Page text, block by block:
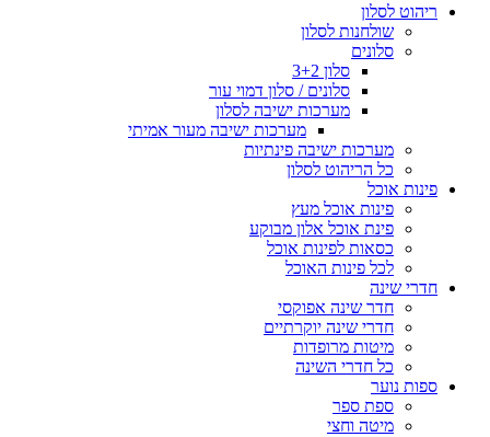
ריהוט לסלון
שולחנות לסלון
סלונים
סלון 3+2
סלונים / סלון דמוי עור
מערכות ישיבה לסלון
מערכות ישיבה מעור אמיתי
מערכות ישיבה פינתיות
כל הריהוט לסלון
פינות אוכל
פינות אוכל מעץ
פינת אוכל אלון מבוקע
כסאות לפינות אוכל
לכל פינות האוכל
חדרי שינה
חדר שינה אפוקסי
חדרי שינה יוקרתיים
מיטות מרופדות
כל חדרי השינה
ספות נוער
ספת ספר
מיטה וחצי